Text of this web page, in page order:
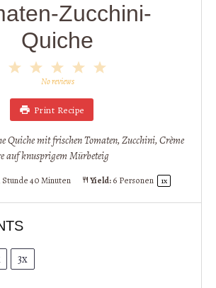
Zucchini-
Quiche
Stars
Stars
StarNo reviews
Print Recipe
Quiche mit frischen Tomaten, Zucchini, Crème
auf knusprigem Mürbeteig
Stunde 40 Minuten Yield:6 Personen 1x
3x